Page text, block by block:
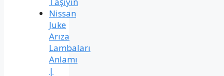
Nissan
Juke
Arıza
Lambaları
Anlamı
|